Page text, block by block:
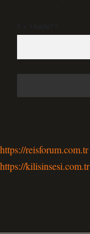
5 + 3 kaçtır?
https://reisforum.com.tr
https://kilisinsesi.com.tr